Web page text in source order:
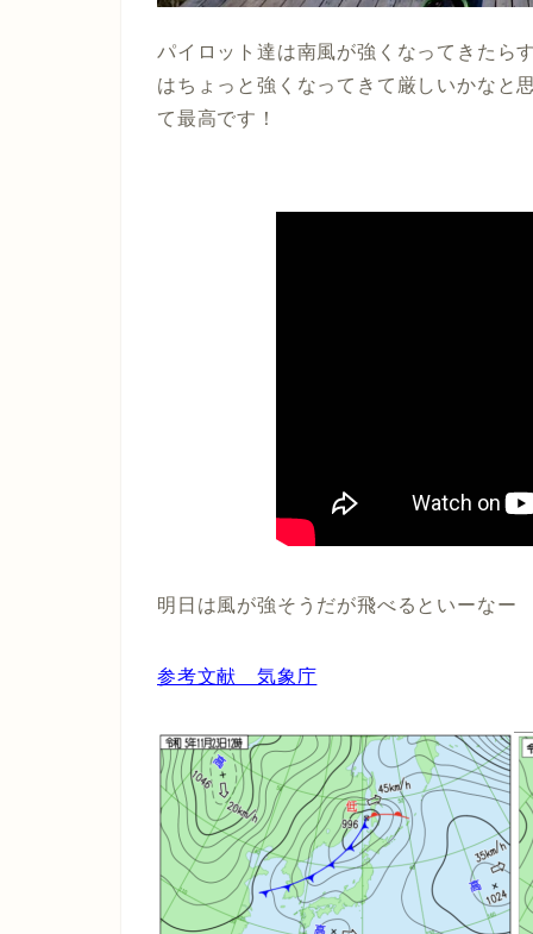
パイロット達は南風が強くなってきたら
はちょっと強くなってきて厳しいかなと
て最高です！
明日は風が強そうだが飛べるといーなー
参考文献 気象庁